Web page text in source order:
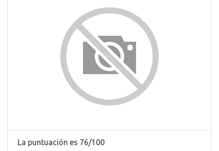
La puntuación es 76/100